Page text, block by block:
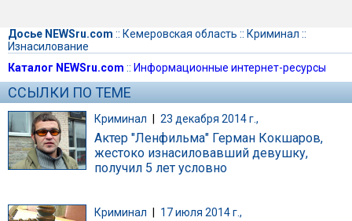
Досье NEWSru.com :: Кемеровская область :: Криминал ::
Изнасилование
Каталог NEWSru.com :: Информационные интернет-ресурсы
ССЫЛКИ ПО ТЕМЕ
Криминал | 23 декабря 2014 г.,
Актер "Ленфильма" Герман Кокшаров,
жестоко изнасиловавший девушку,
получил 5 лет условно
Криминал 17 июля 2014 г.,